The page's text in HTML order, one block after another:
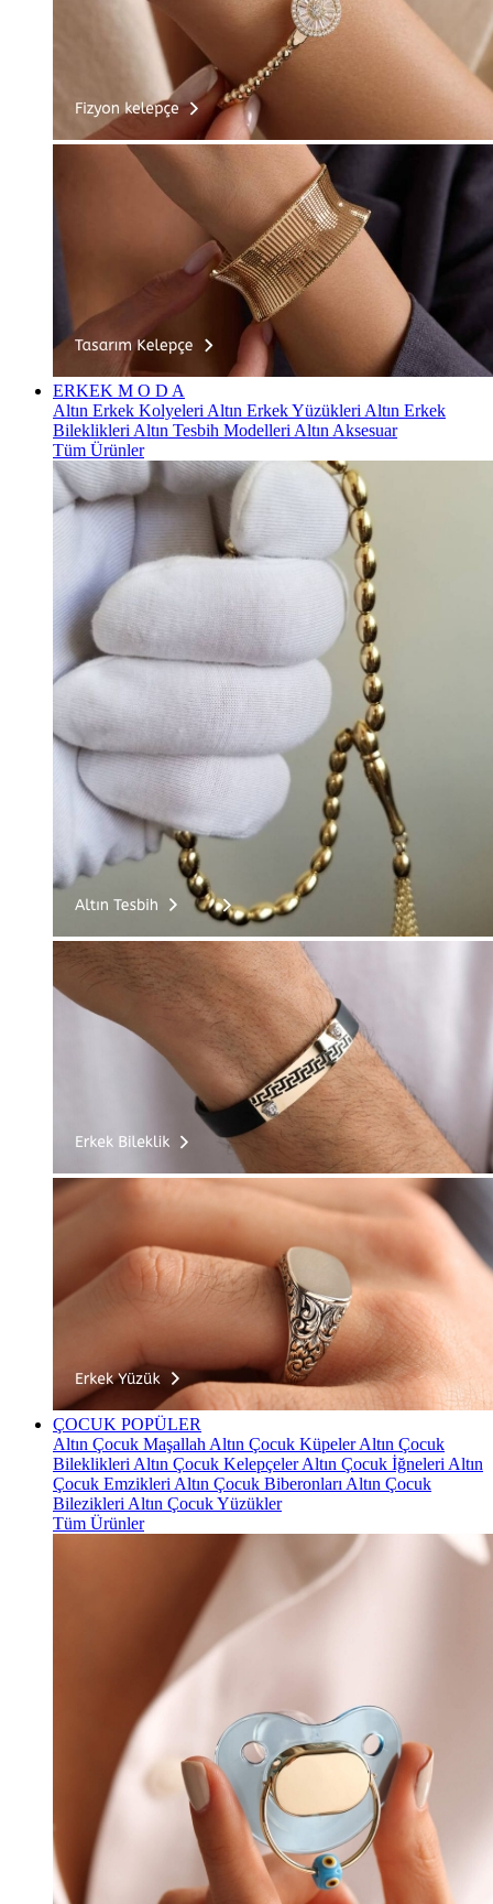
ERKEK M O D A
Altın Erkek Kolyeleri Altın Erkek Yüzükleri Altın Erkek
Bileklikleri Altın Tesbih Modelleri Altın Aksesuar
Tüm Ürünler
ÇOCUK POPÜLER
Altın Çocuk Maşallah Altın Çocuk KüpelerAltın Çocuk
Bileklikleri Altın Çocuk KelepçelerAltın Çocuk İğneleri Altın
Çocuk Emzikleri Altın Çocuk Biberonları Altın Çocuk
Bilezikleri Altın Çocuk Yüzükler
Tüm Ürünler